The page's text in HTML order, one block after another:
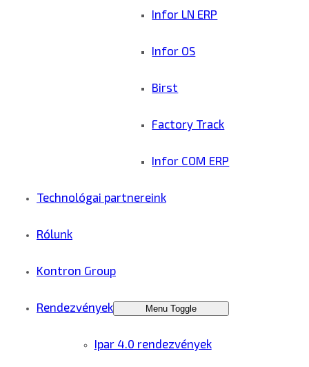
Infor LN ERP
Infor OS
Birst
Factory Track
Infor COM ERP
Technológai partnereink
Rólunk
Kontron Group
Rendezvények Menu Toggle
Ipar 4.0 rendezvények